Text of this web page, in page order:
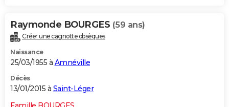
Raymonde BOURGES (59 ans)
Créer une cagnotte obsèques
Naissance
25/03/1955 à Amnéville
Décès
13/01/2015 à Saint-Léger